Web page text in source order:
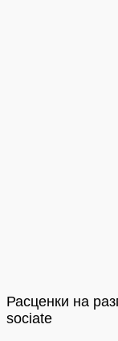
Расценки на
sociate